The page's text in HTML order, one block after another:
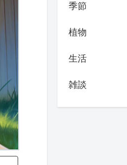
季節
植物
生活
雑談